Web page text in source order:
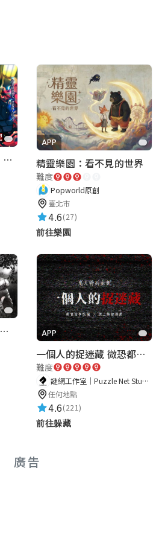
圓山月夜-羊群的失控｜圓山飯店 ARG實境解謎遊戲
APP
精靈樂園：看不見的世界
難度
Popworld原創
臺北市
4.6(27)
前往樂園
《巡行者》軍事碉堡神秘探索｜陽明書屋實境遊戲 APP
一個人的捉迷藏 微恐都市傳說
難度
謎網工作室｜Puzzle Net Studio
任何地點
4.6(221)
前往躲藏
廣告